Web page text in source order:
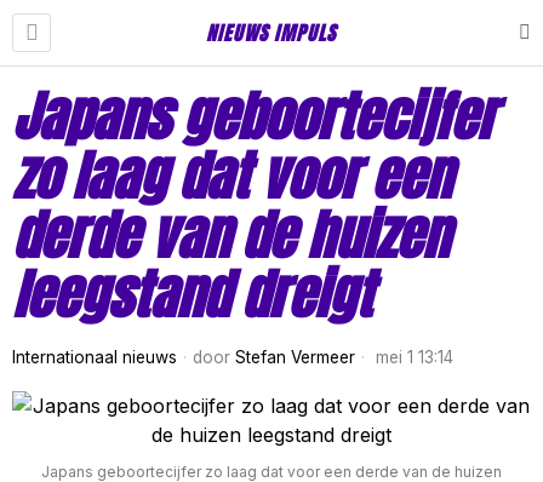
NIEUWS IMPULS
Japans geboortecijfer
zo laag dat voor een
derde van de huizen
leegstand dreigt
Internationaal nieuws door Stefan Vermeer mei 1 13:14
Japans geboortecijfer zo laag dat voor een derde van de huizen